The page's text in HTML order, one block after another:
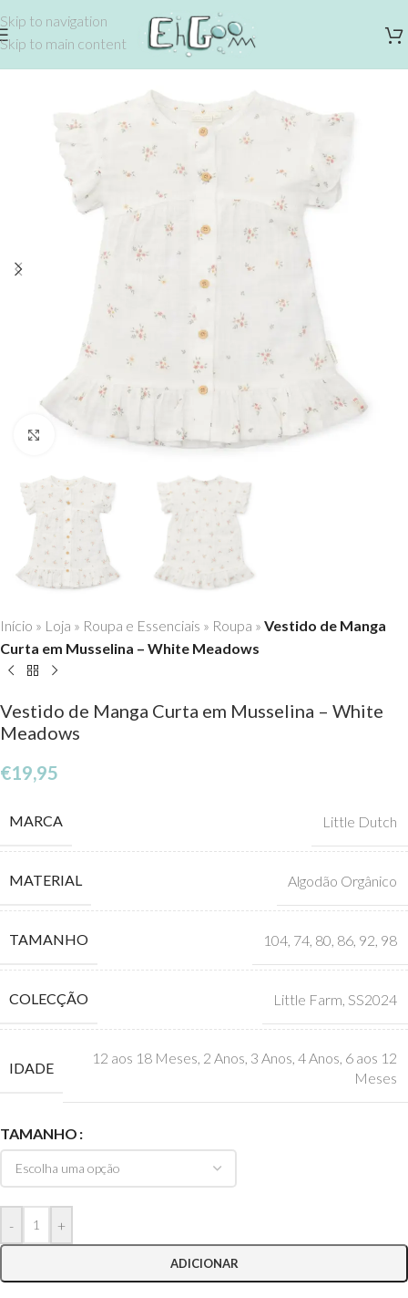
Skip to navigation
Skip to main content
Click to enlarge
Início » Loja » Roupa e Essenciais » Roupa » Vestido de Manga
Curta em Musselina – White Meadows
Vestido de Manga Curta em Musselina – White
Meadows
€19,95
MARCA Little Dutch
MATERIAL Algodão Orgânico
TAMANHO 104 74 80 86 92 98
COLECÇÃO Little Farm SS2024
IDADE
12 aos 18 Meses, 2 Anos, 3 Anos, 4 Anos, 6 aos 12
Meses
TAMANHO
- +
ADICIONAR